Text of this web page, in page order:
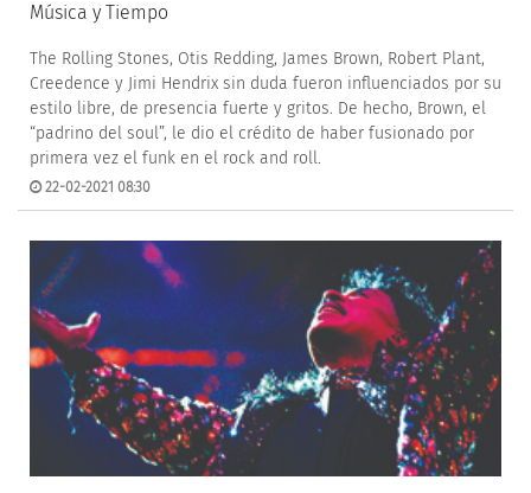
Música y Tiempo
The Rolling Stones, Otis Redding, James Brown, Robert Plant,
Creedence y Jimi Hendrix sin duda fueron influenciados por su
estilo libre, de presencia fuerte y gritos. De hecho, Brown, el
“padrino del soul”, le dio el crédito de haber fusionado por
primera vez el funk en el rock and roll.
22-02-2021 08:30